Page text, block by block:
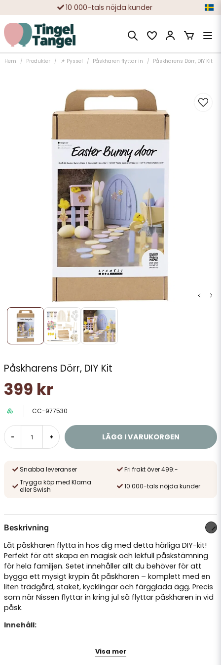
10 000-tals nöjda kunder
Hem Produkter 📌 Pyssel Påskharen flyttar in Påskharens Dörr, DIY Kit
Påskharens Dörr, DIY Kit
399 kr
CC-977530
- + LÄGG I VARUKORGEN
Snabba leveranser
Fri frakt över 499:-
Trygga köp med Klarna
eller Swish
10 000-tals nöjda kunder
Beskrivning
Låt påskharen flytta in hos dig med detta härliga DIY-kit!
Perfekt för att skapa en magisk och lekfull påskstämning
för hela familjen. Setet innehåller allt du behöver för att
bygga ett mysigt krypin åt påskharen – komplett med en
liten trädgård, staket, kycklingar och färgglada ägg. Precis
som när Nissen flyttar in kring jul så flyttar påskharen in vid
påsk.
Innehåll:
Visa mer